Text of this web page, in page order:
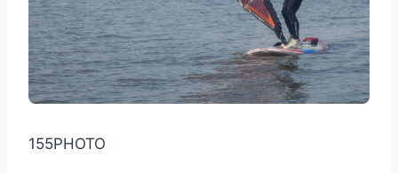
155PHOTO